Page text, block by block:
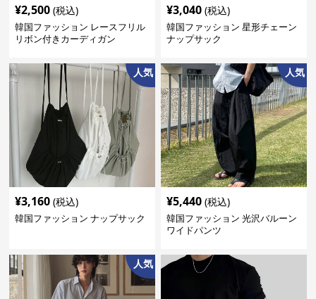
¥2,500 (税込)
韓国ファッション レースフリル
リボン付きカーディガン
¥3,040 (税込)
韓国ファッション 星形チェーン
ナップサック
人気
¥3,160 (税込)
韓国ファッション ナップサック
人気
¥5,440 (税込)
韓国ファッション 光沢バルーン
ワイドパンツ
人気